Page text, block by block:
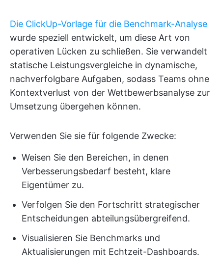
Die ClickUp-Vorlage für die Benchmark-Analyse
wurde speziell entwickelt, um diese Art von
operativen Lücken zu schließen. Sie verwandelt
statische Leistungsvergleiche in dynamische,
nachverfolgbare Aufgaben, sodass Teams ohne
Kontextverlust von der Wettbewerbsanalyse zur
Umsetzung übergehen können.
Verwenden Sie sie für folgende Zwecke:
Weisen Sie den Bereichen, in denen
Verbesserungsbedarf besteht, klare
Eigentümer zu.
Verfolgen Sie den Fortschritt strategischer
Entscheidungen abteilungsübergreifend.
Visualisieren Sie Benchmarks und
Aktualisierungen mit Echtzeit-Dashboards.